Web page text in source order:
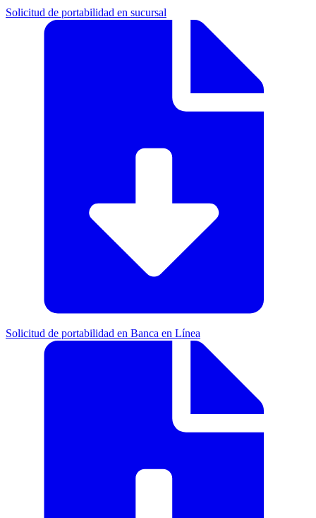
Solicitud de portabilidad en sucursal
Solicitud de portabilidad en Banca en Línea